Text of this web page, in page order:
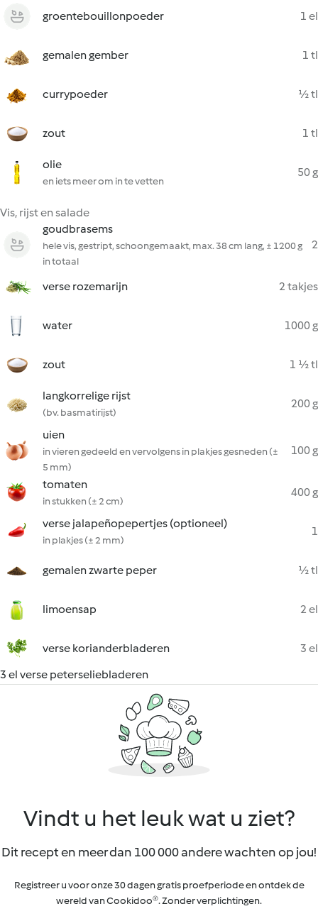
groentebouillonpoeder 1 el
gemalen gember 1 tl
currypoeder ½ tl
zout 1 tl
olie
en iets meer om in te vetten
50 g
Vis, rijst en salade
goudbrasems
hele vis, gestript, schoongemaakt, max. 38 cm lang, ± 1200 g
in totaal
2
verse rozemarijn 2 takjes
water 1000 g
zout 1 ½ tl
langkorrelige rijst
(bv. basmatirijst)
200 g
uien
in vieren gedeeld en vervolgens in plakjes gesneden (±
5 mm)
100 g
tomaten
in stukken (± 2 cm)
400 g
verse jalapeñopepertjes (optioneel)
in plakjes (± 2 mm)
1
gemalen zwarte peper ½ tl
limoensap 2 el
verse korianderbladeren
3 el
3 el verse peterseliebladeren
Vindt u het leuk wat u ziet?
Dit recept en meer dan 100 000 andere wachten op jou!
Registreer u voor onze 30 dagen gratis proefperiode en ontdek de
wereld van Cookidoo®. Zonder verplichtingen.